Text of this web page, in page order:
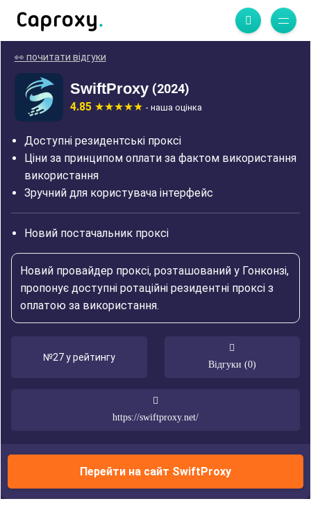
👀 почитати відгуки
SwiftProxy (2024)
4.85 - наша оцінка
Доступні резидентські проксі
Ціни за принципом оплати за фактом використання
використання
Зручний для користувача інтерфейс
Новий постачальник проксі
Новий провайдер проксі, розташований у Гонконзі,
пропонує доступні ротаційні резидентні проксі з
оплатою за використання.
№27 у рейтингу
Відгуки (0)
https://swiftproxy.net/
Перейти на сайт SwiftProxy